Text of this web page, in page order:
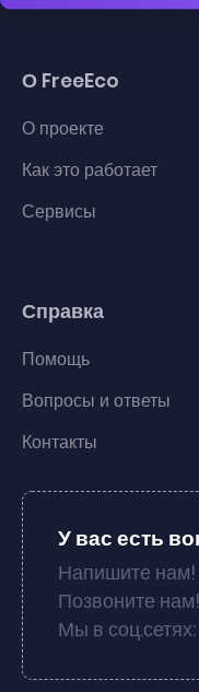
О FreeEco
О проекте
Как это работает
Сервисы
Справка
Помощь
Вопросы и ответы
Контакты
У вас есть
Напишите нам!
Позвоните нам!
Мы в соц.сетях: